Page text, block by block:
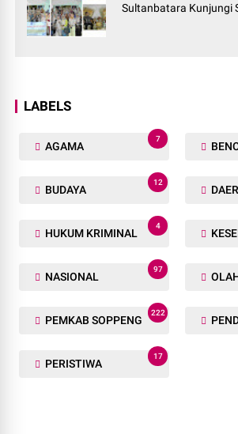
Sultanbatara Kunjungi
LABELS
AGAMA
7
BUDAYA
12
HUKUM KRIMINAL
4
NASIONAL
97
PEMKAB SOPPENG
222
PERISTIWA
17